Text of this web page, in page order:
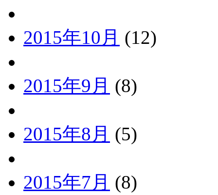
2015年10月 (12)
2015年9月 (8)
2015年8月 (5)
2015年7月 (8)